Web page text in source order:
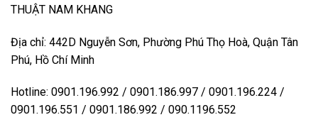
THUẬT NAM KHANG
Địa chỉ: 442D Nguyễn Sơn, Phường Phú Thọ Hoà, Quận Tân
Phú, Hồ Chí Minh
Hotline: 0901.196.992 / 0901.186.997 / 0901.196.224 /
0901.196.551 / 0901.186.992 / 090.1196.552